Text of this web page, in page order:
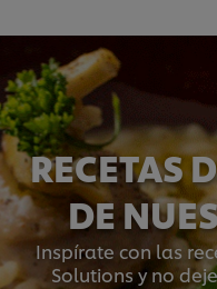
RECETAS
DE
Inspírate con las
Solutions y no